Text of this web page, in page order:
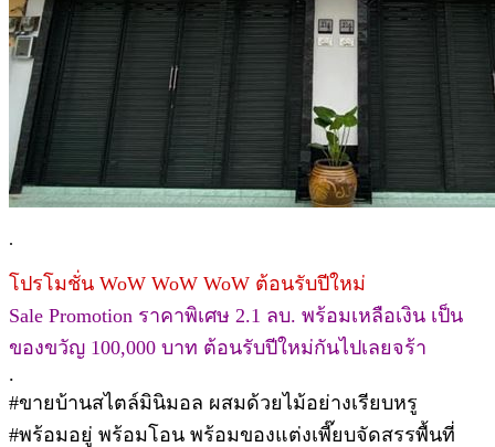
.
โปรโมชั่น WoW WoW WoW ต้อนรับปีใหม่
Sale Promotion ราคาพิเศษ 2.1 ลบ. พร้อมเหลือเงิน เป็น
ของขวัญ 100,000 บาท ต้อนรับปีใหม่กันไปเลยจร้า
.
#ขายบ้านสไตล์มินิมอล ผสมด้วยไม้อย่างเรียบหรู
#พร้อมอยู่ พร้อมโอน พร้อมของแต่งเพี๊ยบจัดสรรพื้นที่